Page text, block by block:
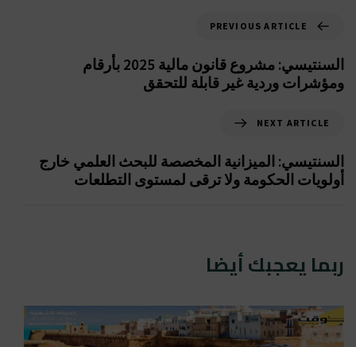
PREVIOUS ARTICLE
السنتيسي: مشروع قانون مالية 2025 بأرقام
ومؤشرات وردية غير قابلة للتحقق
NEXT ARTICLE
السنتيسي: الميزانية المخصصة للبحث العلمي خارج
أولويات الحكومة ولا ترقى لمستوى التطلعات
ربما يعجبك أيضا